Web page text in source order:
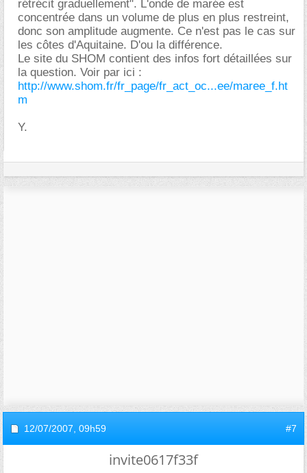
rétrécit graduellement". L'onde de marée est
concentrée dans un volume de plus en plus restreint,
donc son amplitude augmente. Ce n'est pas le cas sur
les côtes d'Aquitaine. D'ou la différence.
Le site du SHOM contient des infos fort détaillées sur
la question. Voir par ici :
http://www.shom.fr/fr_page/fr_act_oc...ee/maree_f.ht
m
Y.
12/07/2007, 09h59 #7
invite0617f33f